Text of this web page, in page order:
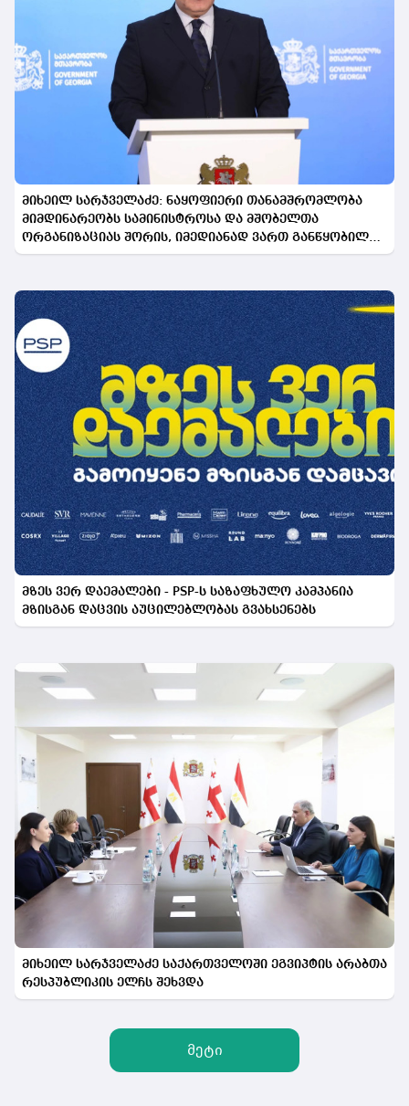
მიხეილ სარჯველაძე: ნაყოფიერი თანამშრომლობა
მიმდინარეობს სამინისტროსა და მშობელთა
ორგანიზაციას შორის, იმედიანად ვართ განწყობილი,
რომ პროგრამის გაფართოება საკეთილდღეო შედეგს
მზეს ვერ დაემალები - PSP-ს საზაფხულო კამპანია
მზისგან დაცვის აუცილებლობას გვახსენებს
მიხეილ სარჯველაძე საქართველოში ეგვიპტის არაბთა
რესპუბლიკის ელჩს შეხვდა
მეტი